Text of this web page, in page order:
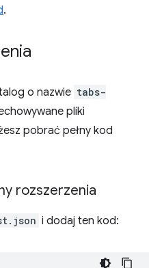
.
o nazwie tabs-
pliki
pobrać pełny kod
rozszerzenia
i dodaj ten kod: